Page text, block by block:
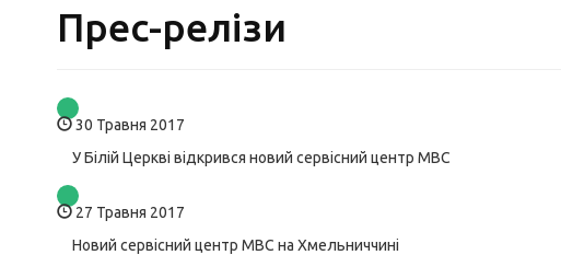
Прес-релізи
30 Травня 2017
У Білій Церкві відкрився новий сервісний центр МВС
27 Травня 2017
Новий сервісний центр МВС на Хмельниччині